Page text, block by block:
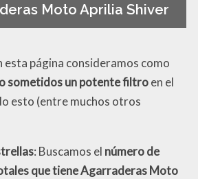
Moto Aprilia Shiver
esta página consideramos como
sometidos un potente filtroen el
esto (entre muchos otros
: Buscamos el número de
que tiene Agarraderas Moto